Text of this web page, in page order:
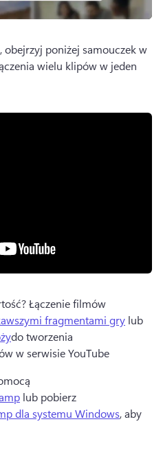
poniżej samouczek w
wielu klipów w jeden
Łączenie filmów
fragmentami gry lub
do tworzenia
w serwisie YouTube
lub pobierz
dla systemu Windows, aby